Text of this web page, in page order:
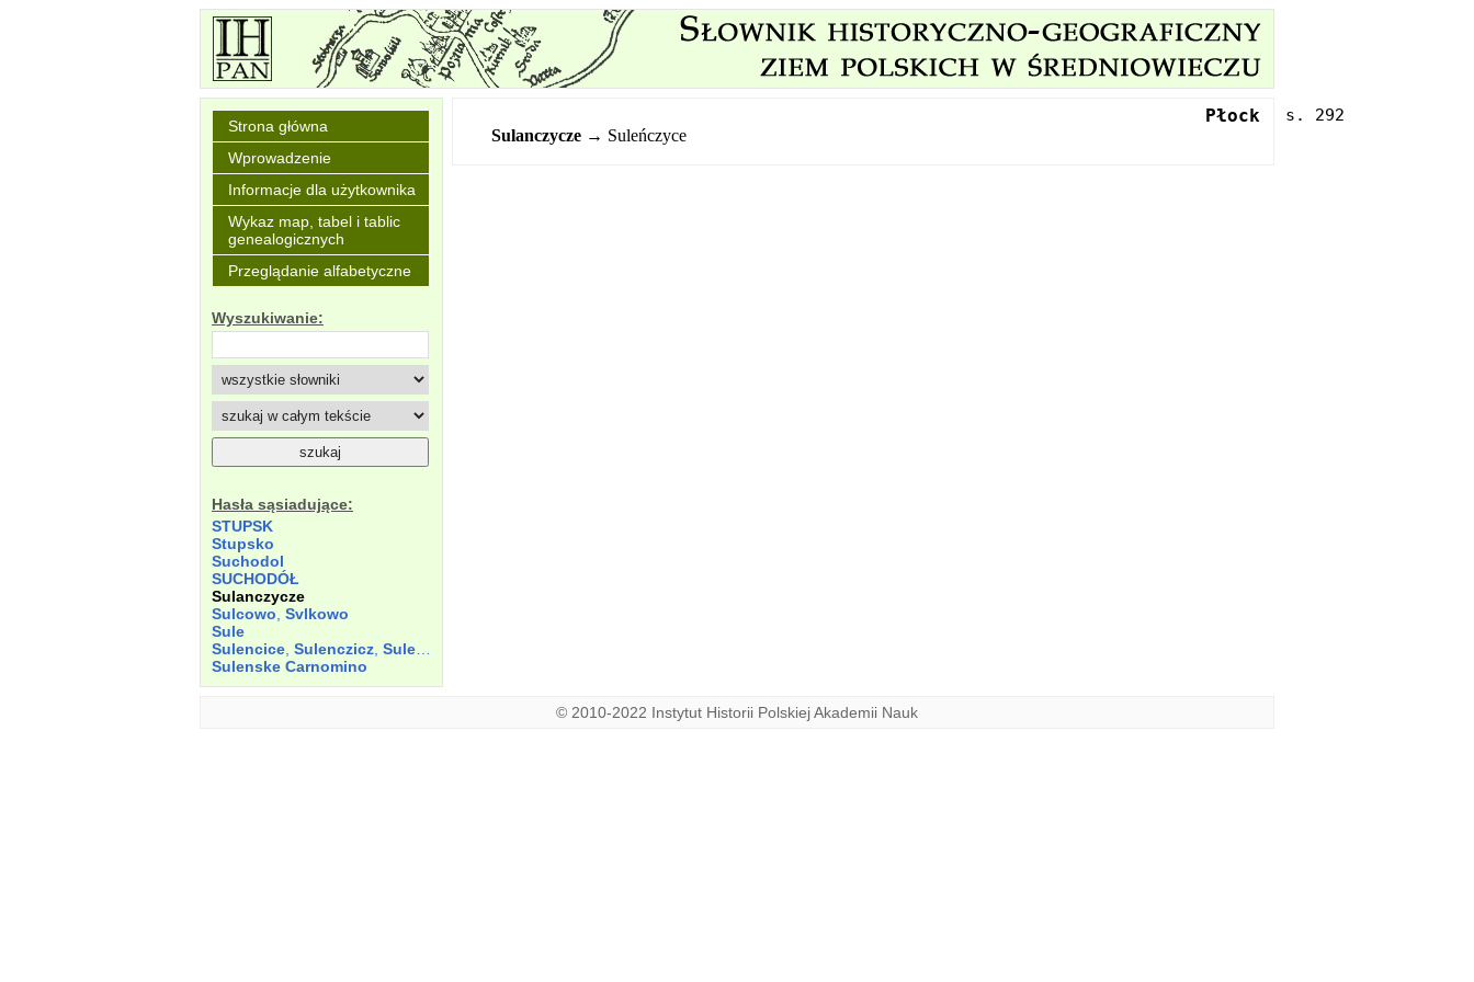
Strona główna
Wprowadzenie
Informacje dla użytkownika
Wykaz map, tabel i tablic
genealogicznych
Przeglądanie alfabetyczne
Wyszukiwanie:
Hasła sąsiadujące:
STUPSK
Stupsko
Suchodol
SUCHODÓŁ
Sulanczycze
Sulcowo Svlkowo
Sule
Sulencice Sulenczicz Sulenczicze
Sulenske Carnomino
Płock
Sulanczycze → Suleńczyce
© 2010-2022 Instytut Historii Polskiej Akademii Nauk